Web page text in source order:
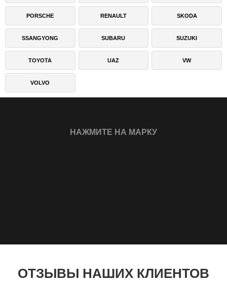
PORSCHE RENAULT SKODA
SSANGYONG SUBARU SUZUKI
TOYOTA UAZ VW
VOLVO
НАЖМИТЕ НА МАРКУ
ОТЗЫВЫ НАШИХ КЛИЕНТОВ
Более 450 положительных отзывов.